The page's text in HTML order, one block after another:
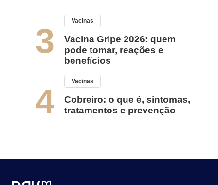
3
Vacinas
Vacina Gripe 2026: quem
pode tomar, reações e
benefícios
4
Vacinas
Cobreiro: o que é, sintomas,
tratamentos e prevenção